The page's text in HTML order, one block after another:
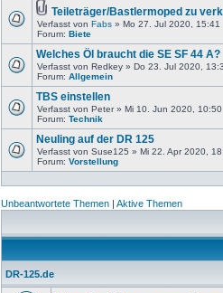
Teileträger/Bastlermoped zu
Verfasst von Fabs » Mo 27. Jul 2020, 15:41
Forum: Biete
Welches Öl braucht die SE SF 44 A?
Verfasst von Redkey » Do 23. Jul 2020,
Forum: Allgemein
TBS einstellen
Verfasst von Peter » Mi 10. Jun 2020, 10:50
Forum: Technik
Neuling auf der DR 125
Verfasst von Suse125 » Mi 22. Apr 2020,
Forum: Vorstellung
Unbeantwortete Themen | Aktive Themen
DR-125.de